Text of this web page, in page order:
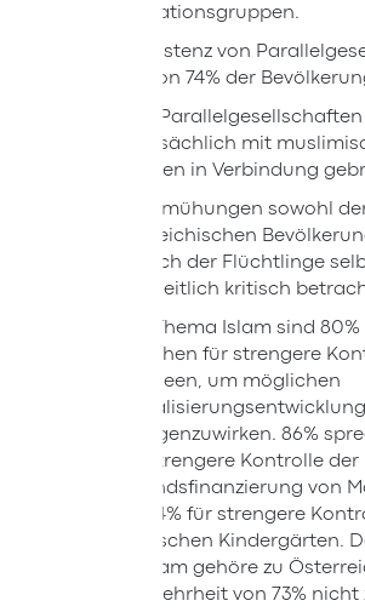
Integrationsgruppen.
Die Existenz von
wird von 74% der
Diese
hauptsächlich mit
Gruppen in Verbindung
Die Bemühungen sowohl
österreichischen
als auch der Flüchtlinge
mehrheitlich kritisch
Beim Thema Islam sind
Menschen für strengere
Moscheen, um möglichen
entgegenzuwirken. 86%
eine strengere Kontrolle der
Auslandsfinanzierung von
und 84% für strengere
islamischen Kindergärten.
der Islam gehöre zu
eine Mehrheit von 73% nicht